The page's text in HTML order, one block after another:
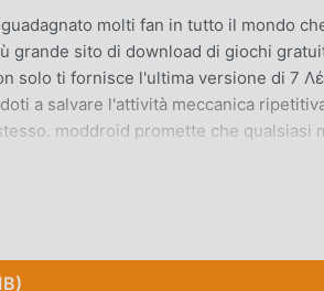
molti fan in tutto il mondo
grande sito di download di giochi
solo ti fornisce l'ultima versione di 7
a salvare l'attività meccanica
moddroid promette che qualsiasi
con un clic. Cosa aspetti, scarica